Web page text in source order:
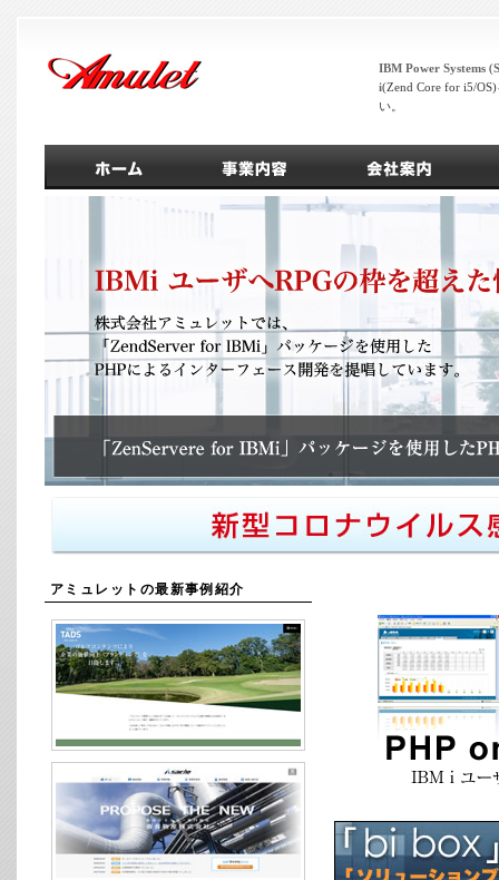
IBM Power Systems (
i(Zend Core for i5/
い。
アミュレットの最新事例紹介